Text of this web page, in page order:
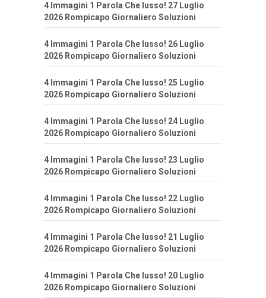
4 Immagini 1 Parola Che lusso! 27 Luglio
2026 Rompicapo Giornaliero Soluzioni
4 Immagini 1 Parola Che lusso! 26 Luglio
2026 Rompicapo Giornaliero Soluzioni
4 Immagini 1 Parola Che lusso! 25 Luglio
2026 Rompicapo Giornaliero Soluzioni
4 Immagini 1 Parola Che lusso! 24 Luglio
2026 Rompicapo Giornaliero Soluzioni
4 Immagini 1 Parola Che lusso! 23 Luglio
2026 Rompicapo Giornaliero Soluzioni
4 Immagini 1 Parola Che lusso! 22 Luglio
2026 Rompicapo Giornaliero Soluzioni
4 Immagini 1 Parola Che lusso! 21 Luglio
2026 Rompicapo Giornaliero Soluzioni
4 Immagini 1 Parola Che lusso! 20 Luglio
2026 Rompicapo Giornaliero Soluzioni